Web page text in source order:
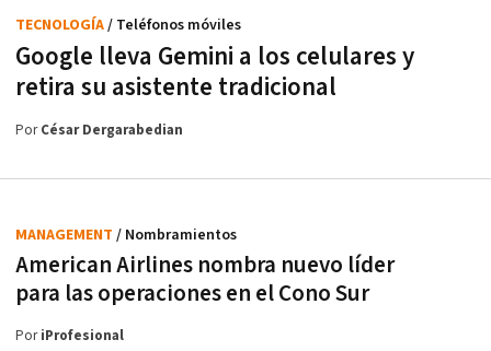
Google lleva Gemini a los celulares y
retira su asistente tradicional
TECNOLOGÍA/ Teléfonos móviles
PorCésar Dergarabedian
American Airlines nombra nuevo líder
para las operaciones en el Cono Sur
MANAGEMENT / Nombramientos
PoriProfesional